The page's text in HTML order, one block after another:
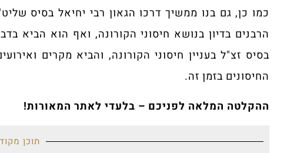
כמו כן, גם בנו ממשיך דרכו הגאון רבי יחיאל בסיס
הרבנים בדיון בנושא חיסוני הקורונה, ואף הוא הביא
בסיס זצ"ל בעניין חיסוני הקורונה, והביא מקרים
החיסונים בזמן זה.
ההקלטה המלאה לפניכם – בלעדי לאתר המאורות!
תוכן